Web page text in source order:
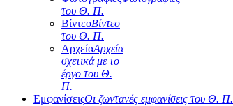
του Θ. Π.
ΒίντεοΒίντεο
του Θ. Π.
ΑρχείαΑρχεία
σχετικά με το
έργο του Θ.
Π.
ΕμφανίσειςΟι ζωντανές εμφανίσεις του Θ. Π.